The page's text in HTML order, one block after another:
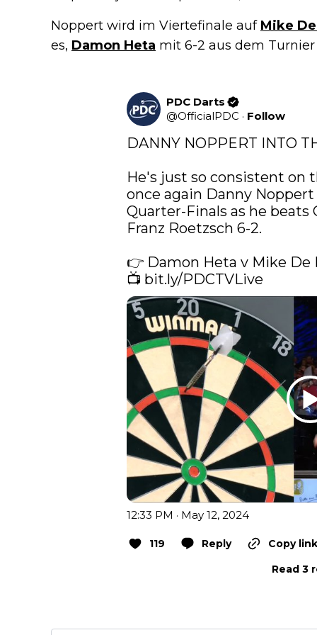
Noppert wird im Viertefinale auf Mike
es, Damon Heta mit 6-2 aus dem
PDC Darts
@OfficialPDC · Follow
DANNY NOPPERT INTO
He's just so consistent on
once again Danny
Quarter-Finals as he beats
Franz Roetzsch 6-2.
👉 Damon Heta v Mike De
📺 bit.ly/PDCTVLive
12:33 PM · May 12, 2024
119 Reply
Copy link
Read 3